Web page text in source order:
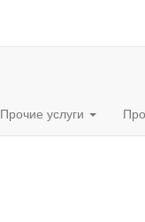
Прочие услуги